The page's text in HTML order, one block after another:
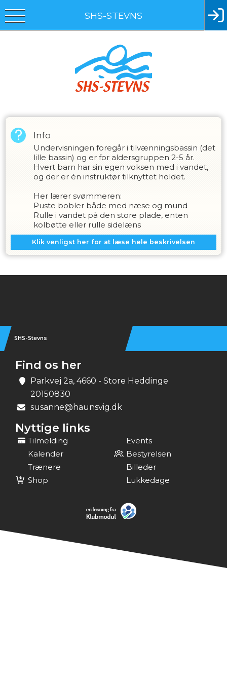
SHS-STEVNS
Info
Undervisningen foregår i tilvænningsbassin (det
lille bassin) og er for aldersgruppen 2-5 år.
Hvert barn har sin egen voksen med i vandet,
og der er én instruktør tilknyttet holdet.
Her lærer svømmeren:
Puste bobler både med næse og mund
Rulle i vandet på den store plade, enten
kolbøtte eller rulle sidelæns
Snakke under vandet
Ligge og flyde roligt og derefter bevæge sig
videre
Balancetræning
Klik venligst her for at læse hele beskrivelsen
SHS-Stevns
Find os her
Parkvej 2a, 4660 - Store Heddinge
20150830
susanne@haunsvig.dk
Nyttige links
Tilmelding
Events
Kalender
Bestyrelsen
Trænere
Billeder
Shop
Lukkedage